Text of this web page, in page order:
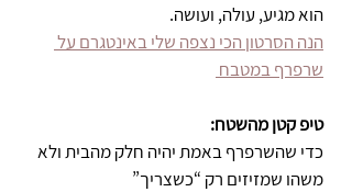
הוא מגיע, עולה, ועושה.
הנה הסרטון הכי נצפה שלי באינטגרם על
שרפרף במטבח
טיפ קטן מהשטח:
כדי שהשרפרף באמת יהיה חלק מהבית ולא
משהו שמזיזים רק “כשצריך”